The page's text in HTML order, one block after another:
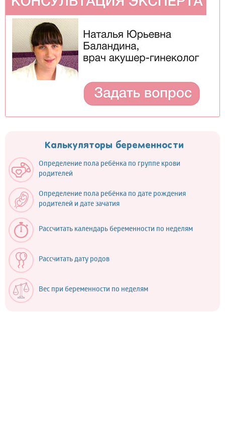
Калькуляторы беременности
Определение пола ребёнка по группе крови
родителей
Определение пола ребёнка по дате рождения
родителей и дате зачатия
Рассчитать календарь беременности по неделям
Рассчитать дату родов
Вес при беременности по неделям